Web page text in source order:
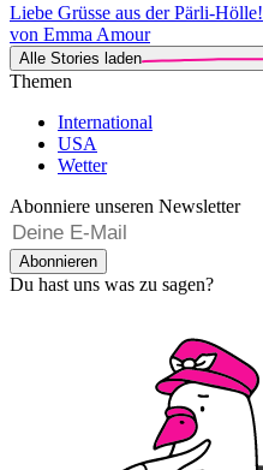
Liebe Grüsse aus der Pärli-Hölle!
von Emma Amour
Alle Stories laden
Themen
International
USA
Wetter
Abonniere unseren Newsletter
Abonnieren
Du hast uns was zu sagen?